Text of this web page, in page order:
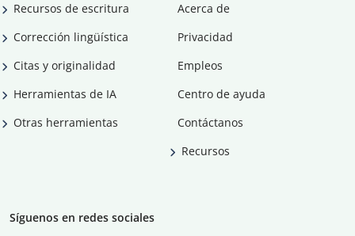
Recursos de escritura
Corrección lingüística
Citas y originalidad
Herramientas de IA
Otras herramientas
Acerca de
Privacidad
Empleos
Centro de ayuda
Contáctanos
Recursos
Síguenos en redes sociales